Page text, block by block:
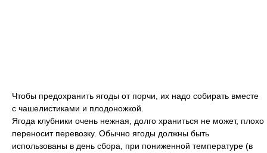
Чтобы предохранить ягоды от порчи, их надо собирать вместе
с чашелистиками и плодоножкой.
Ягода клубники очень нежная, долго храниться не может, плохо
переносит перевозку. Обычно ягоды должны быть
использованы в день сбора, при пониженной температуре (в